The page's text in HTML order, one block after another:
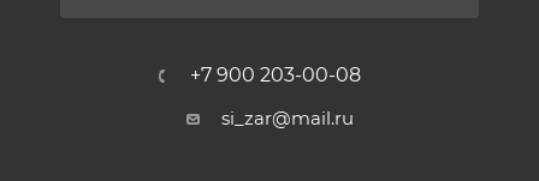
+7 900 203-00-08
si_zar@mail.ru